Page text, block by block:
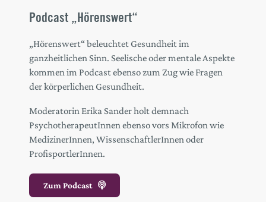
Podcast „Hörenswert“
„Hörenswert“ beleuchtet Gesundheit im
ganzheitlichen Sinn. Seelische oder mentale Aspekte
kommen im Podcast ebenso zum Zug wie Fragen
der körperlichen Gesundheit.
Moderatorin Erika Sander holt demnach
PsychotherapeutInnen ebenso vors Mikrofon wie
MedizinerInnen, WissenschaftlerInnen oder
ProfisportlerInnen.
Zum Podcast